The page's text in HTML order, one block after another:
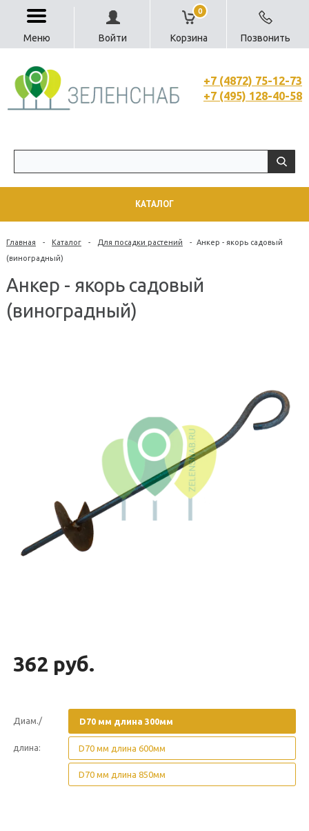
0
Меню Войти Корзина Позвонить
+7 (4872) 75-12-73
+7 (495) 128-40-58
КАТАЛОГ
Главная - Каталог - Для посадки растений - Анкер - якорь садовый
(виноградный)
Анкер - якорь садовый
(виноградный)
362 руб.
Диам./
длина:
D70 мм длина 300мм
D70 мм длина 600мм
D70 мм длина 850мм